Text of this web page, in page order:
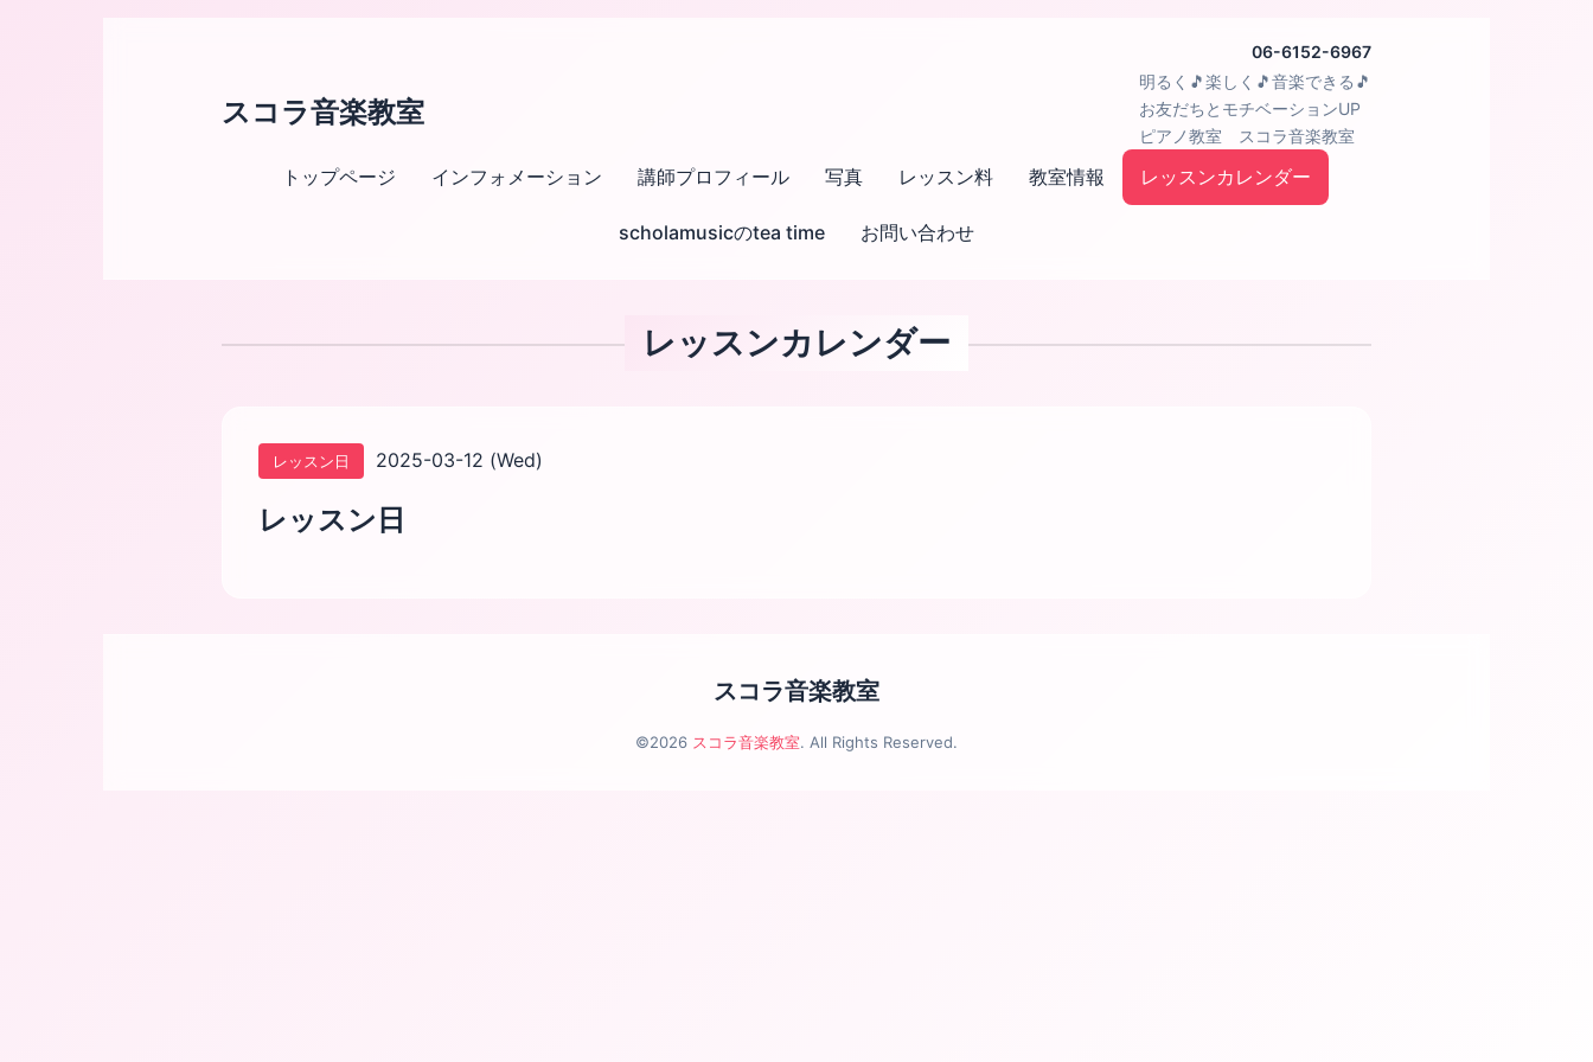
06-6152-6967
スコラ音楽教室
明るく🎵楽しく🎵音楽できる🎵
お友だちとモチベーションUP
ピアノ教室 スコラ音楽教室
トップページ インフォメーション 講師プロフィール 写真 レッスン料 教室情報 レッスンカレンダー
scholamusicのtea time お問い合わせ
レッスンカレンダー
レッスン日 2025-03-12 (Wed)
レッスン日
スコラ音楽教室
©2026 スコラ音楽教室. All Rights Reserved.